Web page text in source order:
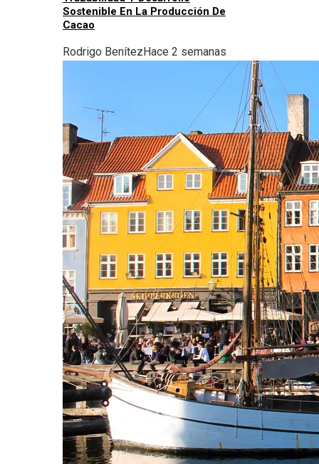
Sostenible En La Producción De
Cacao
Rodrigo BenítezHace 2 semanas